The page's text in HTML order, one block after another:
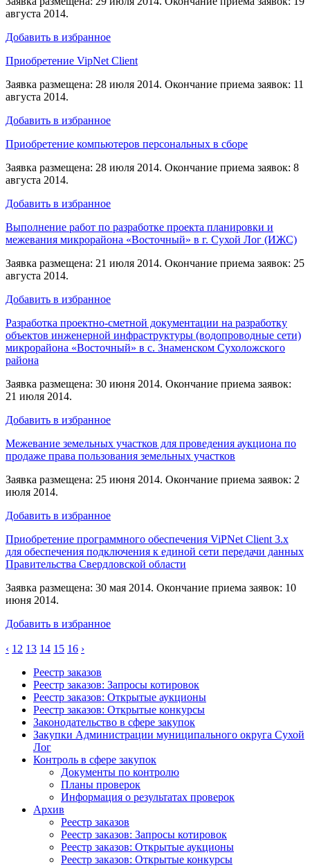
августа 2014.
Добавить в избранное
Приобретение VipNet Client
Заявка размещена: 28 июля 2014. Окончание приема заявок: 11
августа 2014.
Добавить в избранное
Приобретение компьютеров персональных в сборе
Заявка размещена: 28 июля 2014. Окончание приема заявок: 8
августа 2014.
Добавить в избранное
Выполнение работ по разработке проекта планировки и
межевания микрорайона «Восточный» в г. Сухой Лог (ИЖС)
Заявка размещена: 21 июля 2014. Окончание приема заявок: 25
августа 2014.
Добавить в избранное
Разработка проектно-сметной документации на разработку
объектов инженерной инфраструктуры (водопроводные сети)
микрорайона «Восточный» в с. Знаменском Сухоложского
района
Заявка размещена: 30 июня 2014. Окончание приема заявок:
21 июля 2014.
Добавить в избранное
Межевание земельных участков для проведения аукциона по
продаже права пользования земельных участков
Заявка размещена: 25 июня 2014. Окончание приема заявок: 2
июля 2014.
Добавить в избранное
Приобретение программного обеспечения ViPNet Client 3.x
для обеспечения подключения к единой сети передачи данных
Правительства Свердловской области
Заявка размещена: 30 мая 2014. Окончание приема заявок: 10
июня 2014.
Добавить в избранное
‹ 12 13 14 15 16 ›
Реестр заказов
Реестр заказов: Запросы котировок
Реестр заказов: Открытые аукционы
Реестр заказов: Открытые конкурсы
Законодательство в сфере закупок
Закупки Администрации муниципального округа Сухой
Лог
Контроль в сфере закупок
Документы по контролю
Планы проверок
Информация о результатах проверок
Архив
Реестр заказов
Реестр заказов: Запросы котировок
Реестр заказов: Открытые аукционы
Реестр заказов: Открытые конкурсы